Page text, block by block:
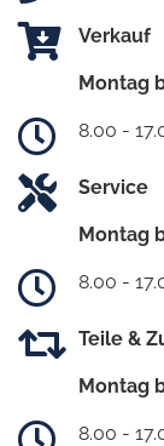
Verkauf
Montag
8.00 -
Service
Montag
8.00 -
Teile &
Montag
8.00 -